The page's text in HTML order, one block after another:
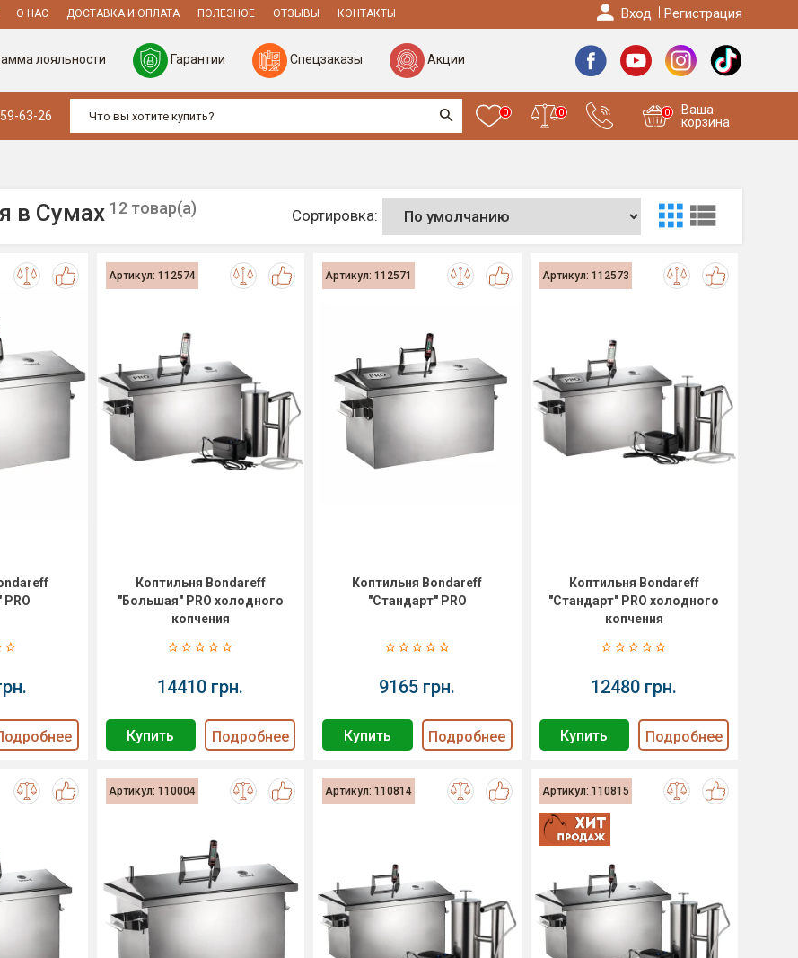
О НАС ДОСТАВКА И ОПЛАТА ПОЛЕЗНОЕ ОТЗЫВЫ КОНТАКТЫ Вход Регистрация
лояльности Гарантии Спецзаказы Акции
63-26 0 0 0
Ваша
корзина
в Сумах 12 товар(а) Сортировка:
Артикул: 112574
Коптильня Bondareff
"Большая" PRO холодного
копчения
14410 грн.
Купить Подробнее
Артикул: 112571
Коптильня Bondareff
"Стандарт" PRO
9165 грн.
Купить Подробнее
Артикул: 112573
Коптильня Bondareff
"Стандарт" PRO холодного
копчения
12480 грн.
Купить Подробнее
Артикул: 110004 Артикул: 110814 Артикул: 110815